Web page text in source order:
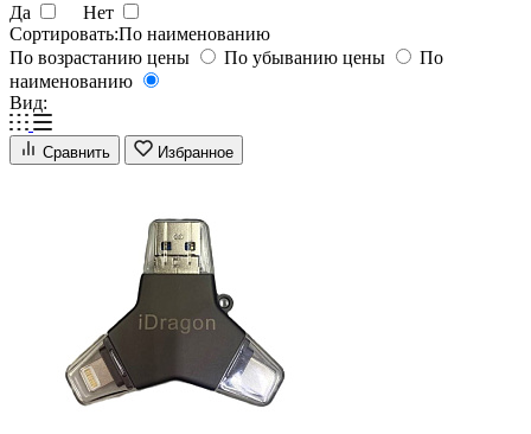
Да
Нет
Сортировать:По наименованию
По возрастанию цены
По убыванию цены
По
наименованию
Вид:
Сравнить Избранное